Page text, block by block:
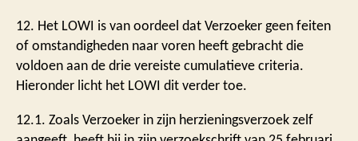
12. Het LOWI is van oordeel dat Verzoeker geen feiten
of omstandigheden naar voren heeft gebracht die
voldoen aan de drie vereiste cumulatieve criteria.
Hieronder licht het LOWI dit verder toe.
12.1. Zoals Verzoeker in zijn herzieningsverzoek zelf